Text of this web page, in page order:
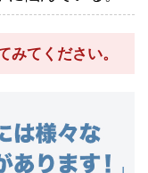
みてください。